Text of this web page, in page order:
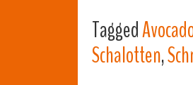
Tagged
Schalotten,